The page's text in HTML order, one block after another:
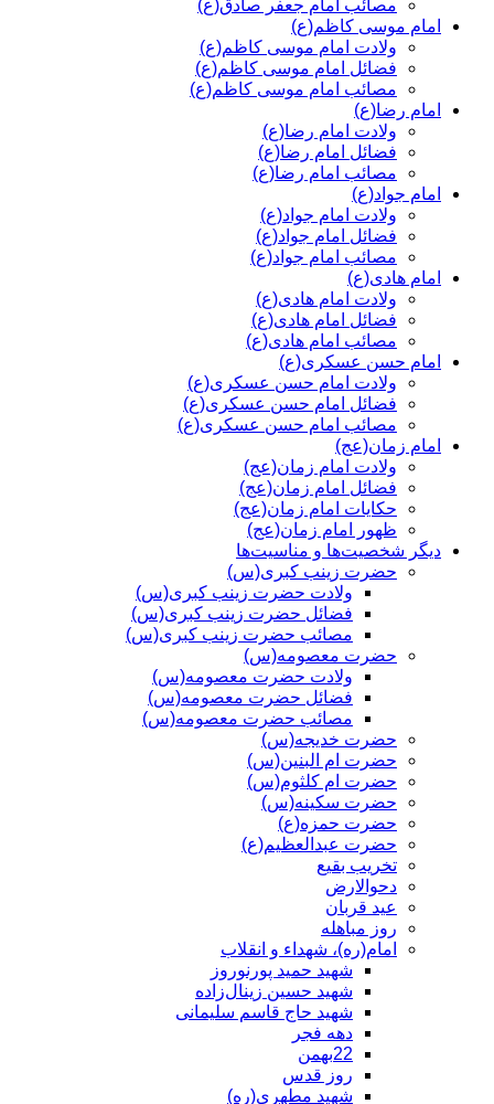
مصائب امام جعفر صادق(ع)
امام موسی کاظم(ع)
ولادت امام موسی کاظم(ع)
فضائل امام موسی کاظم(ع)
مصائب امام موسی کاظم(ع)
امام رضا(ع)
ولادت امام رضا(ع)
فضائل امام رضا(ع)
مصائب امام رضا(ع)
امام جواد(ع)
ولادت امام جواد(ع)
فضائل امام جواد(ع)
مصائب امام جواد(ع)
امام هادی(ع)
ولادت امام هادی(ع)
فضائل امام هادی(ع)
مصائب امام هادی(ع)
امام حسن عسکری(ع)
ولادت امام حسن عسکری(ع)
فضائل امام حسن عسکری(ع)
مصائب امام حسن عسکری(ع)
امام زمان(عج)
ولادت امام زمان(عج)
فضائل امام زمان(عج)
حکایات امام زمان(عج)
ظهور امام زمان(عج)
دیگر شخصیت‌ها و مناسیت‌ها
حضرت زینب کبری(س)
ولادت حضرت زینب کبری(س)
فضائل حضرت زینب کبری(س)
مصائب حضرت زینب کبری(س)
حضرت معصومه(س)
ولادت حضرت معصومه(س)
فضائل حضرت معصومه(س)
مصائب حضرت معصومه(س)
حضرت خدیجه(س)
حضرت ام البنین(س)
حضرت ام کلثوم(س)
حضرت سکینه(س)
حضرت حمزه(ع)
حضرت عبدالعظیم(ع)
تخریب بقیع
دحوالارض
عید قربان
روز مباهله
امام(ره)، شهداء و انقلاب
شهید حمید پورنوروز
شهید حسین زینال‌زاده
شهید حاج قاسم سلیمانی
دهه فجر
22بهمن
روز قدس
شهید مطهری(ره)